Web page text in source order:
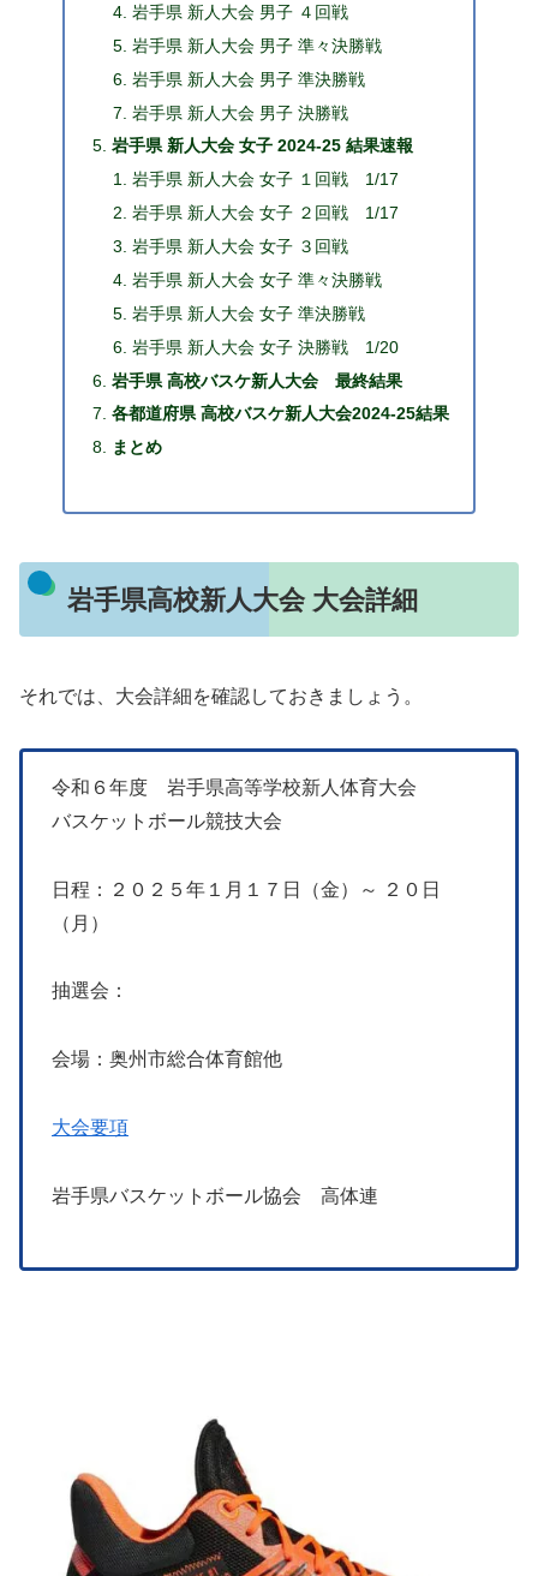
岩手県 新人大会 男子 ４回戦
岩手県 新人大会 男子 準々決勝戦
岩手県 新人大会 男子 準決勝戦
岩手県 新人大会 男子 決勝戦
岩手県 新人大会 女子 2024-25 結果速報
岩手県 新人大会 女子 １回戦 1/17
岩手県 新人大会 女子 ２回戦 1/17
岩手県 新人大会 女子 ３回戦
岩手県 新人大会 女子 準々決勝戦
岩手県 新人大会 女子 準決勝戦
岩手県 新人大会 女子 決勝戦 1/20
岩手県 高校バスケ新人大会 最終結果
各都道府県 高校バスケ新人大会2024-25結果
まとめ
岩手県高校新人大会 大会詳細
それでは、大会詳細を確認しておきましょう。
令和６年度 岩手県高等学校新人体育大会
バスケットボール競技大会
日程：２０２５年１月１７日（金）～ ２０日
（月）
抽選会：
会場：奥州市総合体育館他
大会要項
岩手県バスケットボール協会 高体連